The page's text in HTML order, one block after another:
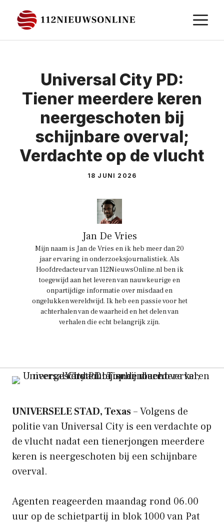
naar
de
Universal City PD:
Tiener meerdere keren
neergeschoten bij
schijnbare overval;
Verdachte op de vlucht
18 JUNI 2026
Jan De Vries
Mijn naam is Jan de Vries en ik heb meer dan 20
jaar ervaring in onderzoeksjournalistiek. Als
Hoofdredacteur van 112NieuwsOnline.nl ben ik
toegewijd aan het leveren van nauwkeurige en
onpartijdige informatie over misdaad en
ongelukken wereldwijd. Ik heb een passie voor het
achterhalen van de waarheid en het delen van
verhalen die echt belangrijk zijn.
UNIVERSELE STAD, Texas– Volgens de
politie van Universal City is een verdachte op
de vlucht nadat een tienerjongen meerdere
keren is neergeschoten bij een schijnbare
overval.
Agenten reageerden maandag rond 06.00
uur op de schietpartij in blok 1000 van Pat